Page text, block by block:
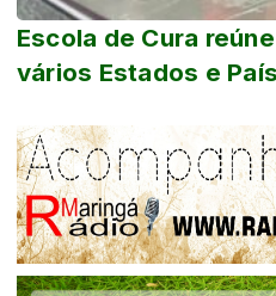
Escola de Cura
vários Estados e